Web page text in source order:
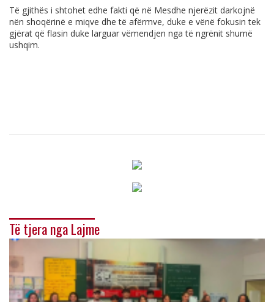
Të gjithës i shtohet edhe fakti që në Mesdhe njerëzit darkojnë
nën shoqërinë e miqve dhe të afërmve, duke e vënë fokusin tek
gjërat që flasin duke larguar vëmendjen nga të ngrënit shumë
ushqim.
Të tjera nga Lajme